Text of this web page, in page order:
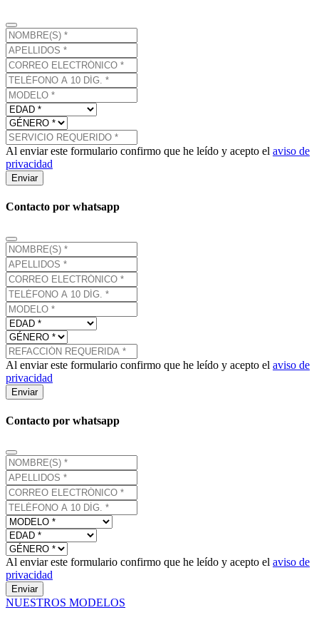
Al enviar este formulario confirmo que he leído y acepto el aviso de
privacidad
Enviar
Contacto por whatsapp
Al enviar este formulario confirmo que he leído y acepto el aviso de
privacidad
Enviar
Contacto por whatsapp
Al enviar este formulario confirmo que he leído y acepto el aviso de
privacidad
Enviar
NUESTROS MODELOS